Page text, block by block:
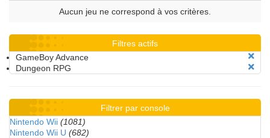
Aucun jeu ne correspond à vos critères.
Filtres actifs
GameBoy Advance
Dungeon RPG
Filtrer par console
Nintendo Wii (1081)
Nintendo Wii U (682)